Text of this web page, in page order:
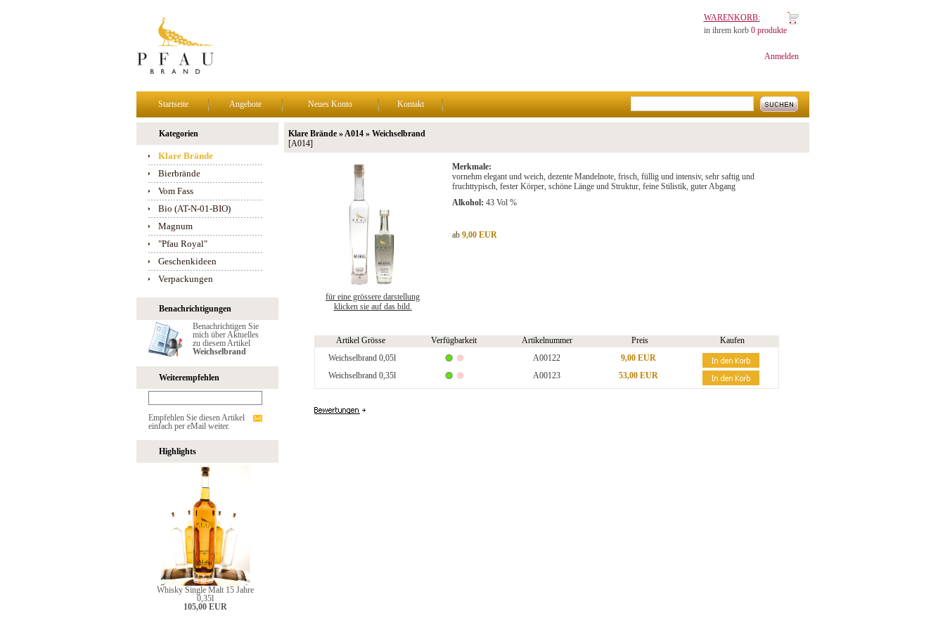
WARENKORB:
in ihrem korb 0 produkte
Anmelden
Startseite Angebote Neues Konto Kontakt
Kategorien
Klare Brände
Bierbrände
Vom Fass
Bio (AT-N-01-BIO)
Magnum
"Pfau Royal"
Geschenkideen
Verpackungen
Benachrichtigungen
Benachrichtigen Sie
mich über Aktuelles
zu diesem Artikel
Weichselbrand
Weiterempfehlen
Empfehlen Sie diesen Artikel
einfach per eMail weiter.
Highlights
Whisky Single Malt 15 Jahre
0,35l
105,00 EUR
Klare Brände » A014 » Weichselbrand
[A014]
für eine grössere darstellung
klicken sie auf das bild.
Merkmale:
vornehm elegant und weich, dezente Mandelnote, frisch, füllig und intensiv, sehr saftig und
fruchttypisch, fester Körper, schöne Länge und Struktur, feine Stilistik, guter Abgang
Alkohol: 43 Vol %
ab 9,00 EUR
Artikel Grösse Verfügbarkeit Artikelnummer Preis
Kaufen
Weichselbrand 0,05l
A00122
9,00 EUR
Weichselbrand 0,35l
A00123 53,00 EUR